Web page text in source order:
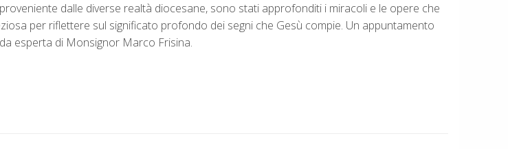
dalle diverse realtà diocesane, sono stati approfonditi i miracoli e le opere che
per riflettere sul significato profondo dei segni che Gesù compie. Un appuntamento
esperta di Monsignor Marco Frisina.